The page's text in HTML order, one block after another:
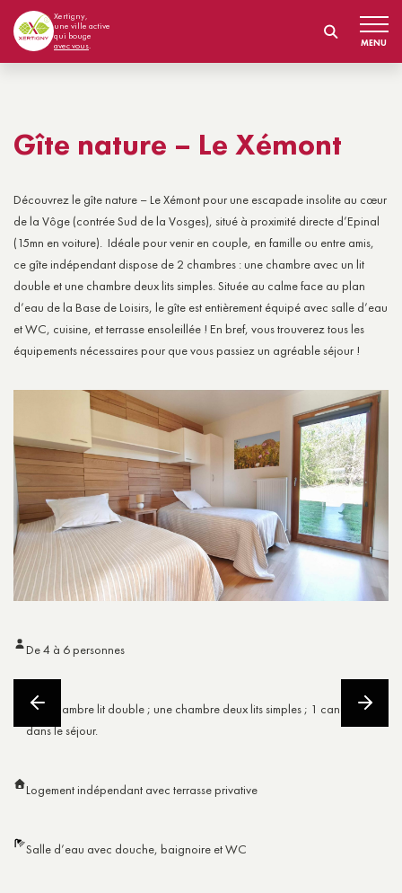
Xertigny,
une ville active
qui bouge
avec vous. MENU
Gîte nature – Le Xémont
Découvrez le gîte nature – Le Xémont pour une escapade insolite au cœur
de la Vôge (contrée Sud de la Vosges), situé à proximité directe d’Epinal
(15mn en voiture). Idéale pour venir en couple, en famille ou entre amis,
ce gîte indépendant dispose de 2 chambres : une chambre avec un lit
double et une chambre deux lits simples. Située au calme face au plan
d’eau de la Base de Loisirs, le gîte est entièrement équipé avec salle d’eau
et WC, cuisine, et terrasse ensoleillée ! En bref, vous trouverez tous les
équipements nécessaires pour que vous passiez un agréable séjour !
De 4 à 6 personnes
Une chambre lit double ; une chambre deux lits simples ; 1 canapé-lit
dans le séjour.
Logement indépendant avec terrasse privative
Salle d’eau avec douche, baignoire et WC